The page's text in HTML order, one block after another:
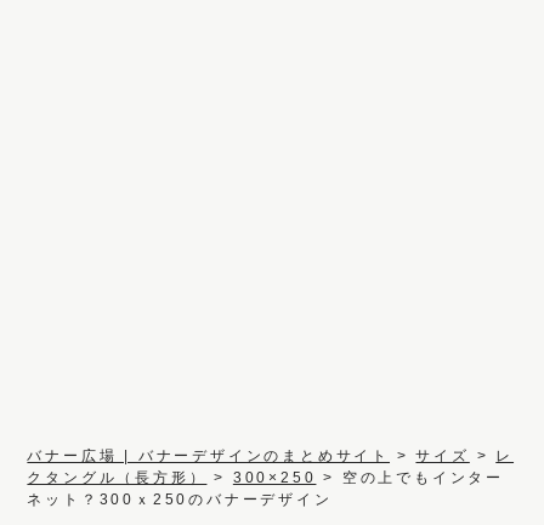
バナー広場 | バナーデザインのまとめサイト >サイズ > レ
クタングル（長方形）
> 300×250 > 空の上でもインター
ネット？300ｘ250のバナーデザイン